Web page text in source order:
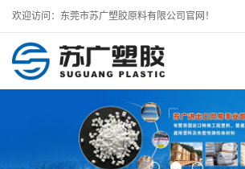
欢迎访问：东莞市苏广塑胶原料有限公司官网！